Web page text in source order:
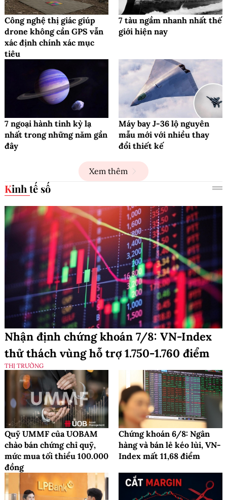
Công nghệ thị giác giúp
drone không cần GPS vẫn
xác định chính xác mục
tiêu
7 tàu ngầm nhanh nhất thế
giới hiện nay
7 ngoại hành tinh kỳ lạ
nhất trong những năm gần
đây
Máy bay J-36 lộ nguyên
mẫu mới với nhiều thay
đổi thiết kế
Xem thêm
Kinh tế số
Nhận định chứng khoán 7/8: VN-Index
thử thách vùng hỗ trợ 1.750-1.760 điểm
THỊ TRƯỜNG
Quỹ UMMF của UOBAM
chào bán chứng chỉ quỹ,
mức mua tối thiểu 100.000
đồng
Chứng khoán 6/8: Ngân
hàng và bán lẻ kéo lùi, VN-
Index mất 11,68 điểm